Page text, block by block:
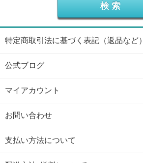
特定商取引法に基づく表記（返品など）
公式ブログ
マイアカウント
お問い合わせ
支払い方法について